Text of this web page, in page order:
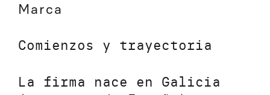
Marca
Comienzos y trayectoria
La firma nace en Galicia